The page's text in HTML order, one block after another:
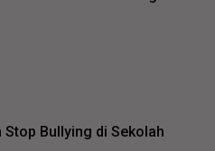
Bullying di Sekolah